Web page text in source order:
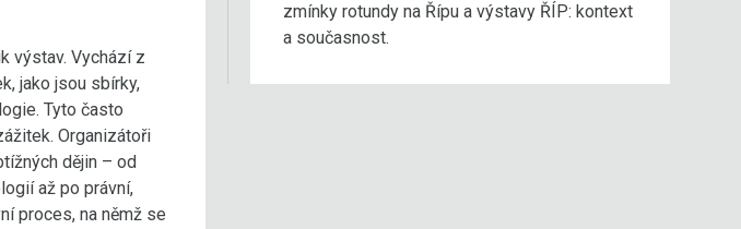
výstav. Vychází z
jako jsou sbírky,
Tyto často
Organizátoři
dějin – od
až po právní,
proces, na němž se
zmínky rotundy na Řípu a výstavy ŘÍP: kontext
a současnost.